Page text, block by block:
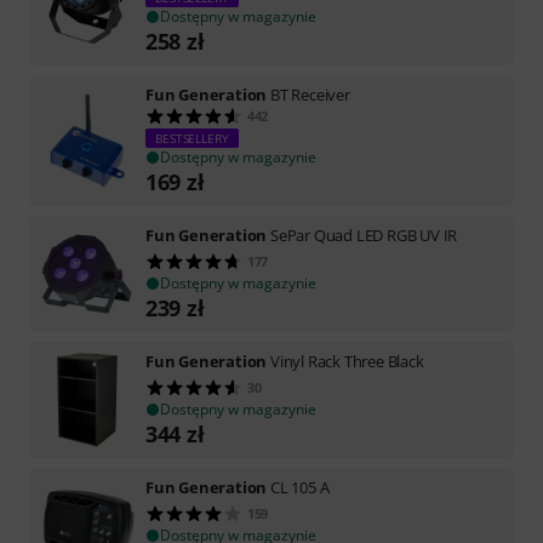
Dostępny w magazynie
258 zł
Fun Generation BT Receiver
442
BESTSELLERY
Dostępny w magazynie
169 zł
Fun Generation SePar Quad LED RGB UV IR
177
Dostępny w magazynie
239 zł
Fun Generation Vinyl Rack Three Black
30
Dostępny w magazynie
344 zł
Fun Generation CL 105 A
159
Dostępny w magazynie